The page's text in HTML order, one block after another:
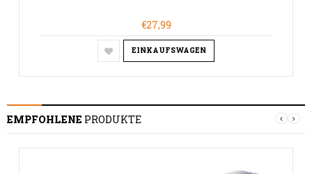
€27,99
EINKAUFSWAGEN
EMPFOHLENE PRODUKTE